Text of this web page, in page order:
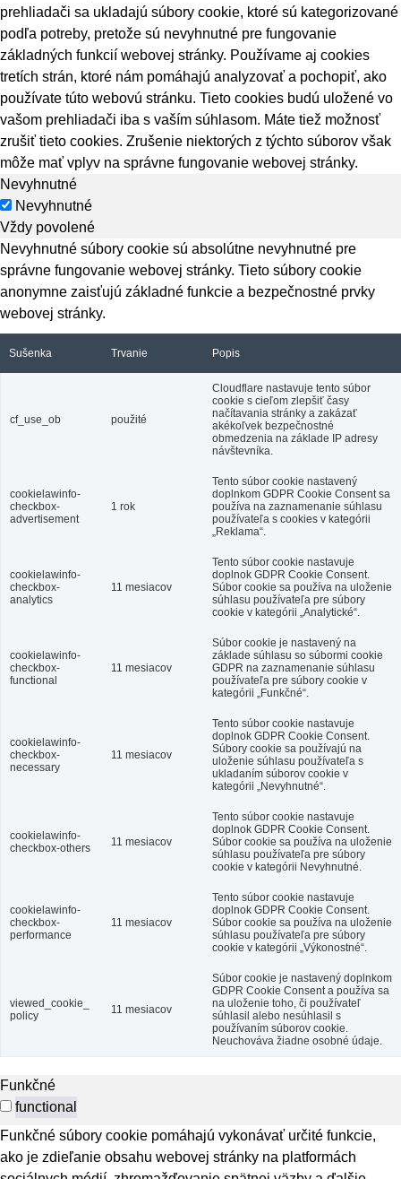
prehliadači sa ukladajú súbory cookie, ktoré sú kategorizované
podľa potreby, pretože sú nevyhnutné pre fungovanie
základných funkcií webovej stránky. Používame aj cookies
tretích strán, ktoré nám pomáhajú analyzovať a pochopiť, ako
používate túto webovú stránku. Tieto cookies budú uložené vo
vašom prehliadači iba s vaším súhlasom. Máte tiež možnosť
zrušiť tieto cookies. Zrušenie niektorých z týchto súborov však
môže mať vplyv na správne fungovanie webovej stránky.
Nevyhnutné
Nevyhnutné
Vždy povolené
Nevyhnutné súbory cookie sú absolútne nevyhnutné pre
správne fungovanie webovej stránky. Tieto súbory cookie
anonymne zaisťujú základné funkcie a bezpečnostné prvky
webovej stránky.
Sušenka Trvanie Popis
cf_use_ob použité
Cloudflare nastavuje tento súbor
cookie s cieľom zlepšiť časy
načítavania stránky a zakázať
akékoľvek bezpečnostné
obmedzenia na základe IP adresy
návštevníka.
cookielawinfo-
checkbox-
advertisement
1 rok
Tento súbor cookie nastavený
doplnkom GDPR Cookie Consent sa
používa na zaznamenanie súhlasu
používateľa s cookies v kategórii
„Reklama“.
cookielawinfo-
checkbox-
analytics
11 mesiacov
Tento súbor cookie nastavuje
doplnok GDPR Cookie Consent.
Súbor cookie sa používa na uloženie
súhlasu používateľa pre súbory
cookie v kategórii „Analytické“.
cookielawinfo-
checkbox-
functional
11 mesiacov
Súbor cookie je nastavený na
základe súhlasu so súbormi cookie
GDPR na zaznamenanie súhlasu
používateľa pre súbory cookie v
kategórii „Funkčné“.
cookielawinfo-
checkbox-
necessary
11 mesiacov
Tento súbor cookie nastavuje
doplnok GDPR Cookie Consent.
Súbory cookie sa používajú na
uloženie súhlasu používateľa s
ukladaním súborov cookie v
kategórii „Nevyhnutné“.
cookielawinfo-
checkbox-others
11 mesiacov
Tento súbor cookie nastavuje
doplnok GDPR Cookie Consent.
Súbor cookie sa používa na uloženie
súhlasu používateľa pre súbory
cookie v kategórii Nevyhnutné.
cookielawinfo-
checkbox-
performance
11 mesiacov
Tento súbor cookie nastavuje
doplnok GDPR Cookie Consent.
Súbor cookie sa používa na uloženie
súhlasu používateľa pre súbory
cookie v kategórii „Výkonostné“.
viewed_cookie_
policy
11 mesiacov
Súbor cookie je nastavený doplnkom
GDPR Cookie Consent a používa sa
na uloženie toho, či používateľ
súhlasil alebo nesúhlasil s
používaním súborov cookie.
Neuchováva žiadne osobné údaje.
Funkčné
functional
Funkčné súbory cookie pomáhajú vykonávať určité funkcie,
ako je zdieľanie obsahu webovej stránky na platformách